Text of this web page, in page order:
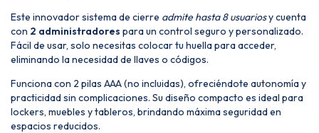
Este innovador sistema de cierre admite hasta 8 usuariosy cuenta
con 2 administradores para un control seguro y personalizado.
Fácil de usar, solo necesitas colocar tu huella para acceder,
eliminando la necesidad de llaves o códigos.
Funciona con 2 pilas AAA (no incluidas), ofreciéndote autonomía y
practicidad sin complicaciones. Su diseño compacto es ideal para
lockers, muebles y tableros, brindando máxima seguridad en
espacios reducidos.